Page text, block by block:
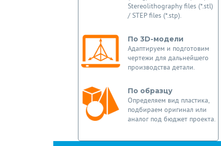
Stereolithography files (*.stl)
/ STEP files (*.stp).
По 3D-модели
Адаптируем и подготовим
чертежи для дальнейшего
производства детали.
По образцу
Определяем вид пластика,
подбираем оригинал или
аналог под бюджет проекта.